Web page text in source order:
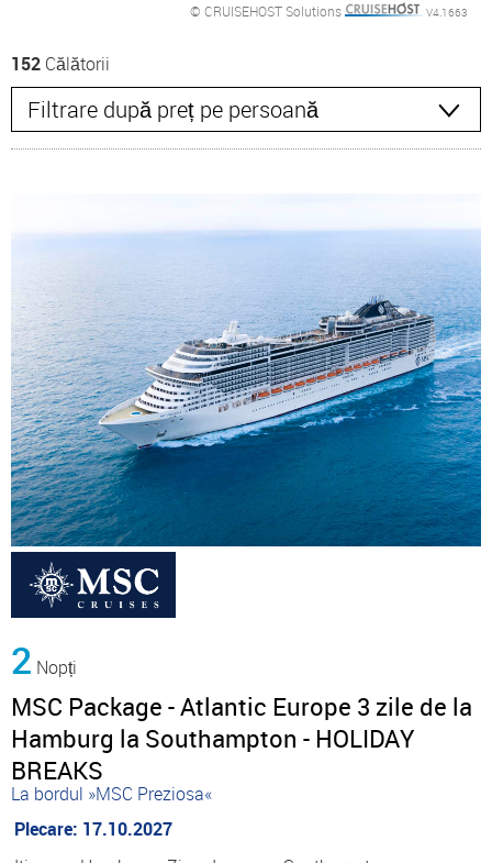
© CRUISEHOST Solutions V4.1663
152 Călătorii
2 Nopți
MSC Package - Atlantic Europe 3 zile de la
Hamburg la Southampton - HOLIDAY
BREAKS
La bordul »MSC Preziosa«
Plecare: 17.10.2027